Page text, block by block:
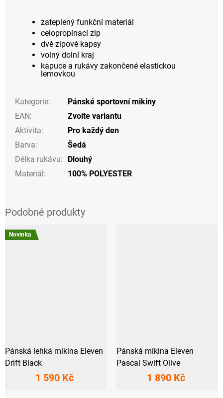
zateplený funkční materiál
celopropínací zip
dvě zipové kapsy
volný dolní kraj
kapuce a rukávy zakončené elastickou
lemovkou
Kategorie:
Pánské sportovní mikiny
EAN:
Zvolte variantu
Aktivita:
Pro každý den
Barva:
Šedá
Délka rukávu:
Dlouhý
Materiál: 100% POLYESTER
Novinka
Pánská lehká mikina Eleven
Drift Black
1 590 Kč
Pánská mikina Eleven
Pascal Swift Olive
1 890 Kč